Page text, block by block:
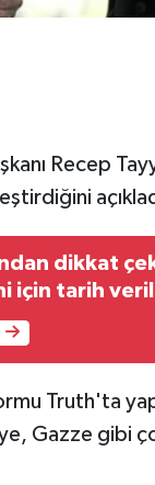
Recep
dikkat
için tarih
Truth'ta
Gazze gibi